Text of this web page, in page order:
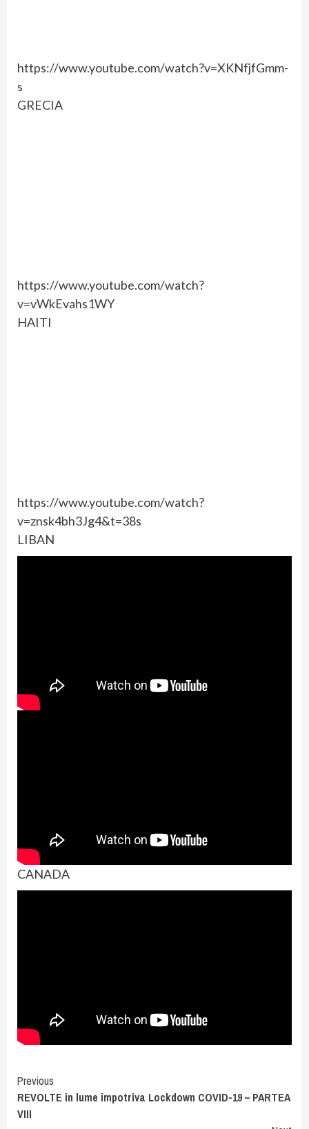
https://www.youtube.com/watch?v=XKNfjfGmm-
s
GRECIA
https://www.youtube.com/watch?
v=vWkEvahs1WY
HAITI
https://www.youtube.com/watch?
v=znsk4bh3Jg4&t=38s
LIBAN
CANADA
Continue
Reading
Previous
REVOLTE în lume împotriva Lockdown COVID-19 – PARTEA
VIII